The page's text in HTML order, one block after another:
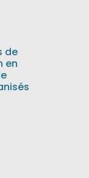
de
en